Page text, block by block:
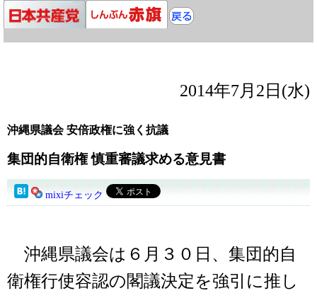
2014年7月2日(水)
沖縄県議会 安倍政権に強く抗議
集団的自衛権 慎重審議求める意見書
mixiチェック
沖縄県議会は６月３０日、集団的自
衛権行使容認の閣議決定を強引に推し